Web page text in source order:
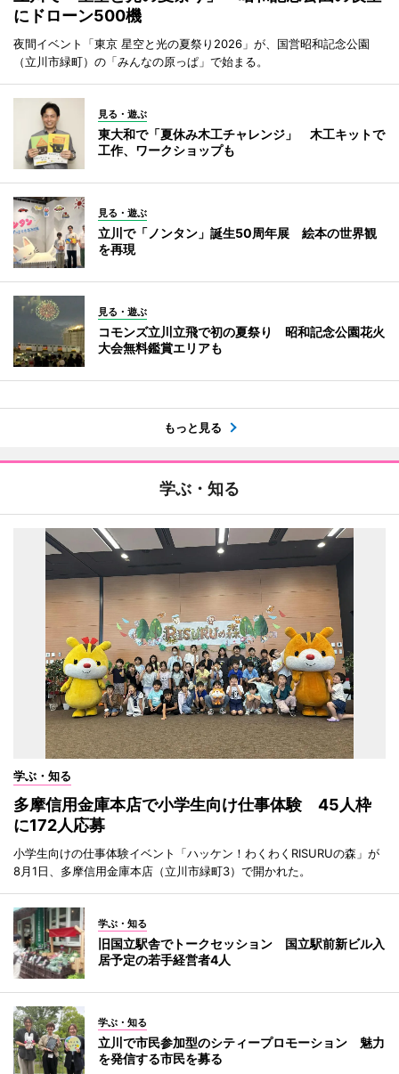
にドローン500機
夜間イベント「東京 星空と光の夏祭り2026」が、国営昭和記念公園
（立川市緑町）の「みんなの原っぱ」で始まる。
見る・遊ぶ
東大和で「夏休み木工チャレンジ」 木工キットで
工作、ワークショップも
見る・遊ぶ
立川で「ノンタン」誕生50周年展 絵本の世界観
を再現
見る・遊ぶ
コモンズ立川立飛で初の夏祭り 昭和記念公園花火
大会無料鑑賞エリアも
もっと見る
学ぶ・知る
学ぶ・知る
多摩信用金庫本店で小学生向け仕事体験 45人枠
に172人応募
小学生向けの仕事体験イベント「ハッケン！わくわくRISURUの森」が
8月1日、多摩信用金庫本店（立川市緑町3）で開かれた。
学ぶ・知る
旧国立駅舎でトークセッション 国立駅前新ビル入
居予定の若手経営者4人
学ぶ・知る
立川で市民参加型のシティープロモーション 魅力
を発信する市民を募る